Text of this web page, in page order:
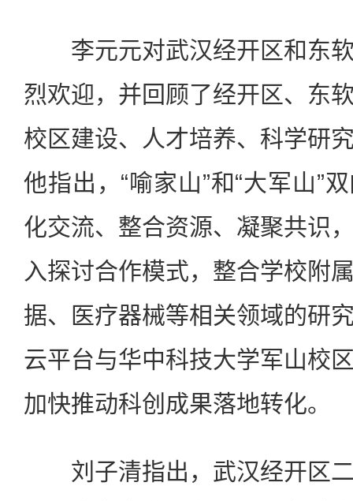
李元元对武汉经开区和东软
烈欢迎，并回顾了经开区、东
校区建设、人才培养、科学研
他指出，“喻家山”和“大军山”
化交流、整合资源、凝聚共识
入探讨合作模式，整合学校附
据、医疗器械等相关领域的研
云平台与华中科技大学军山校
加快推动科创成果落地转化。
刘子清指出，武汉经开区二